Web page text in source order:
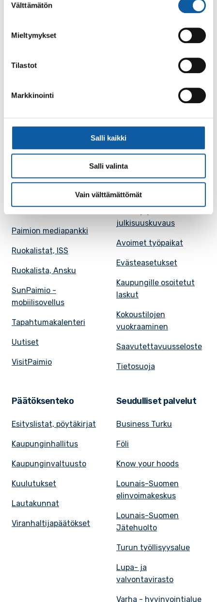
valinta
Välttämätön
Mieltymykset
Tilastot
Markkinointi
Salli kaikki
Salli valinta
Vain välttämättömät
Postiosoite: PL 50, 21531 PAIMIO
Paimio-tieto
Paimion mediapankki
Ruokalistat, ISS
Ruokalista, Ansku
SunPaimio -
mobiilisovellus
Tapahtumakalenteri
Uutiset
VisitPaimio
Asiointi
Yhteystietohaku
Palvelupiste
julkisuuskuvaus
Avoimet työpaikat
Evästeasetukset
Kaupungille osoitetut
laskut
Kokoustilojen
vuokraaminen
Saavutettavuusseloste
Tietosuoja
Päätöksenteko
Esityslistat, pöytäkirjat
Kaupunginhallitus
Kaupunginvaltuusto
Kuulutukset
Lautakunnat
Viranhaltijapäätökset
Seudulliset palvelut
Business Turku
Föli
Know your hoods
Lounais-Suomen
elinvoimakeskus
Lounais-Suomen
Jätehuolto
Turun työllisyysalue
Lupa- ja
valvontavirasto
Varha - hyvinvointialue